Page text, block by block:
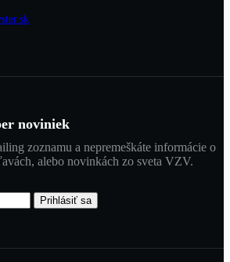
noviniek
zoznamu a nepremeškáte informácie o
alebo novinkách zo sveta VZV.
Prihlásiť sa